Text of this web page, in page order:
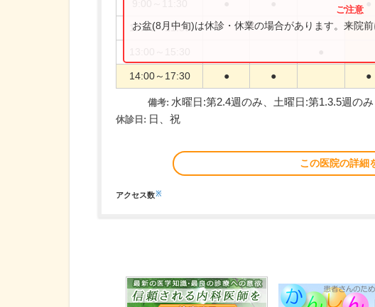
10:00～11:30 ●
14:00～17:30 ● ● ●
お盆(8月中旬)は休診・休業の場合があります。来院
備考: 水曜日:第2.4週のみ、土曜日:第1.3.5週のみ
休診日: 日、祝
この医院の詳細
アクセス数※